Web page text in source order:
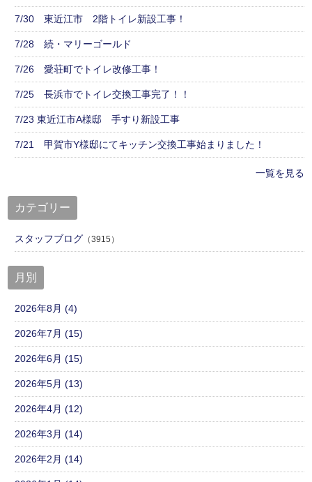
7/30 東近江市 2階トイレ新設工事！
7/28 続・マリーゴールド
7/26 愛荘町でトイレ改修工事！
7/25 長浜市でトイレ交換工事完了！！
7/23 東近江市A様邸 手すり新設工事
7/21 甲賀市Y様邸にてキッチン交換工事始まりました！
一覧を見る
カテゴリー
スタッフブログ （3915）
月別
2026年8月 (4)
2026年7月 (15)
2026年6月 (15)
2026年5月 (13)
2026年4月 (12)
2026年3月 (14)
2026年2月 (14)